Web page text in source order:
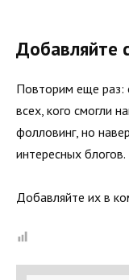
Добавляйте
Повторим еще раз:
всех, кого смогли
фолловинг, но
интересных блогов.
Добавляйте их в